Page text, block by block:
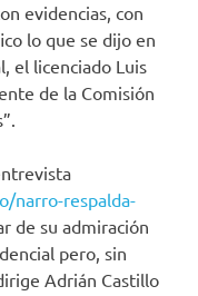
evidencias, con
lo que se dijo en
el licenciado Luis
de la Comisión
narro-respalda-
de su admiración
pero, sin
Adrián Castillo